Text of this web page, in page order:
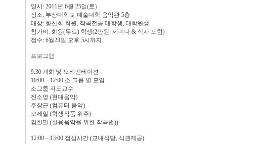
일시: 2011년 6월 25일(토)
장소: 부산대학교 예술대학 음악관 5층
대상: 향신회 회원, 작곡전공 대학생, 대학원생
참가비: 회원(무료) 학생(2만원: 세미나 & 식사 포함)
접수: 6월23일 오후 5시까지
프로그램
9:30 개회 및 오리엔테이션
10:00 – 12:00 소 그룹 별 모임
소그룹 지도교수
진소영 (현대음악)
주창근 (컴퓨터 음악)
오세일 (학생작품 위주)
김한밀 (실용음악을 위한 작곡법))
12:00 – 13:00 점심시간 (교내식당, 식권제공)